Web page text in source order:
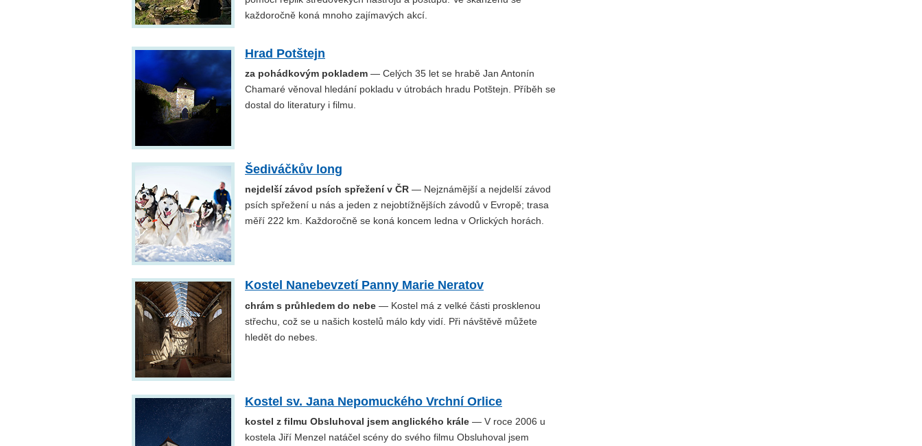
každoročně koná mnoho zajímavých akcí.
Hrad Potštejn
za pohádkovým pokladem — Celých 35 let se hrabě Jan Antonín
Chamaré věnoval hledání pokladu v útrobách hradu Potštejn. Příběh se
dostal do literatury i filmu.
Šediváčkův long
nejdelší závod psích spřežení v ČR — Nejznámější a nejdelší závod
psích spřežení u nás a jeden z nejobtížnějších závodů v Evropě; trasa
měří 222 km. Každoročně se koná koncem ledna v Orlických horách.
Kostel Nanebevzetí Panny Marie Neratov
chrám s průhledem do nebe — Kostel má z velké části prosklenou
střechu, což se u našich kostelů málo kdy vidí. Při návštěvě můžete
hledět do nebes.
Kostel sv. Jana Nepomuckého Vrchní Orlice
kostel z filmu Obsluhoval jsem anglického krále — V roce 2006 u
kostela Jiří Menzel natáčel scény do svého filmu Obsluhoval jsem